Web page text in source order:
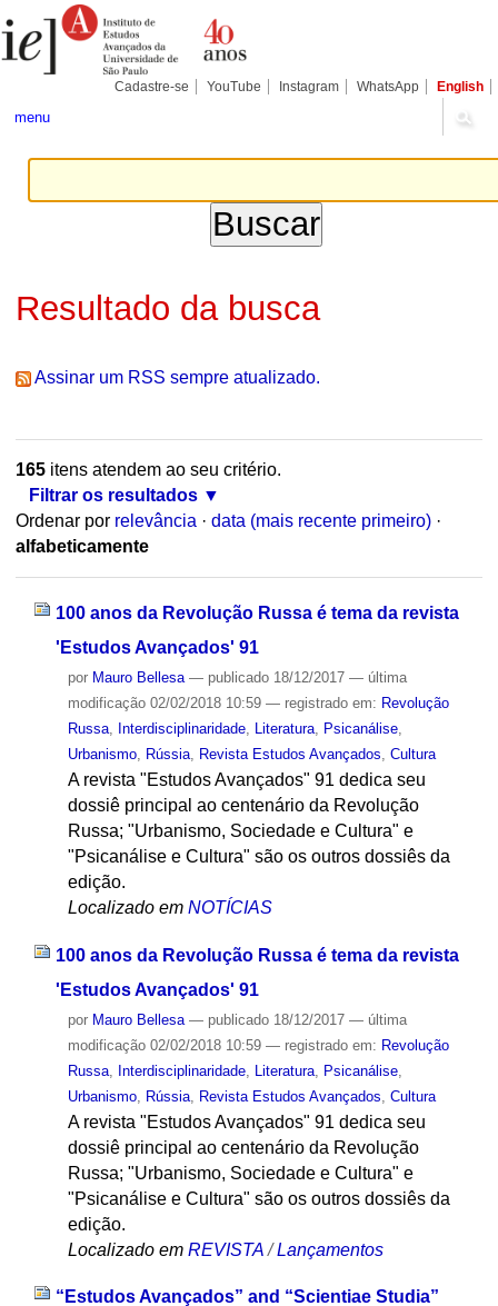
para
conteúdo.
Pessoais
Cadastre-se YouTube Instagram WhatsApp English
menu
Resultado da busca
Assinar um RSS sempre atualizado.
165itens atendem ao seu critério.
Filtrar os resultados
Ordenar por relevância · data (mais recente primeiro) ·
alfabeticamente
100 anos da Revolução Russa é tema da revista
'Estudos Avançados' 91
por Mauro Bellesa — publicado18/12/2017 — última
modificação02/02/2018 10:59 — registrado em: Revolução
Russa, Interdisciplinaridade, Literatura, Psicanálise,
Urbanismo, Rússia, Revista Estudos Avançados Cultura
A revista "Estudos Avançados" 91 dedica seu
dossiê principal ao centenário da Revolução
Russa; "Urbanismo, Sociedade e Cultura" e
"Psicanálise e Cultura" são os outros dossiês da
edição.
Localizado em NOTÍCIAS
100 anos da Revolução Russa é tema da revista
'Estudos Avançados' 91
por Mauro Bellesa — publicado18/12/2017 — última
modificação02/02/2018 10:59 — registrado em: Revolução
Russa, Interdisciplinaridade, Literatura, Psicanálise,
Urbanismo, Rússia, Revista Estudos Avançados Cultura
A revista "Estudos Avançados" 91 dedica seu
dossiê principal ao centenário da Revolução
Russa; "Urbanismo, Sociedade e Cultura" e
"Psicanálise e Cultura" são os outros dossiês da
edição.
Localizado em REVISTA /Lançamentos
“Estudos Avançados” and “Scientiae Studia”